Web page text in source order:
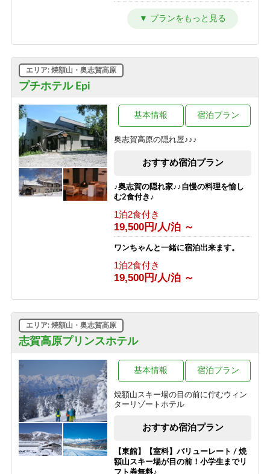
【シンプルステイ】素泊まりプラン
6,700円/人/泊 ～
【朝はゆったり寝たい方向け】1泊夕
食付プラン
10,700円/人/泊 ～
【夜は観光を楽しみたい方向け】1泊
朝食付プラン
8,200円/人/泊 ～
【1泊2食付き】大自然の中のサウナを
満喫♪幸の湯のテントサウナ90分＆オ
1泊2食付き
13,700円/人/泊 ～
お得な連泊プラン（1泊2食付き）
1泊2食付き
10,530円/人/泊 ～
【グリーンシーズン限定】3泊以上の
お得な連泊プラン（食事なし）
素泊まり
6,030円/人/泊 ～
【スポーツ選手を応援する宿 幸の湯】
志賀高原100（志賀高原マウンテント
レイル）参加者応援プラン
8,500円/人/泊 ～
プチホテル Epi
エリア: 焼額山・奥志賀高原
奥志賀高原の隠れ屋♪♪♪
基本情報 宿泊プラン
おすすめ宿泊プラン
♪奥志賀の隠れ家♪♪自慢の料理を愉し
む2食付き♪
1泊2食付き
19,500円/人/泊 ～
ワンちゃんと一緒に宿泊出来ます。
1泊2食付き
19,500円/人/泊 ～
志賀高原プリンスホテル
エリア: 焼額山・奥志賀高原
焼額山スキー場の目の前に佇むウィン
ターリゾートホテル
基本情報 宿泊プラン
おすすめ宿泊プラン
【東館】【室料】バリューレート / 焼
額山スキー場が目の前！小学生までリ
フト券無料♪